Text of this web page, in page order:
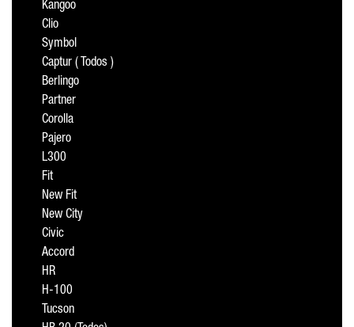
Kangoo
Clio
Symbol
Captur ( Todos )
Berlingo
Partner
Corolla
Pajero
L300
Fit
New Fit
New City
Civic
Accord
HR
H-100
Tucson